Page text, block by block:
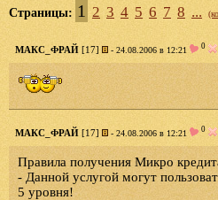
Страницы: 1 2 3 4 5 6 7 8 ...
МАКС_ФРАЙ [17] - 24.08.2006 в 12:21 0
МАКС_ФРАЙ [17] - 24.08.2006 в 12:21 0
Правила получения Микро
- Данной услугой могут
5 уровня!